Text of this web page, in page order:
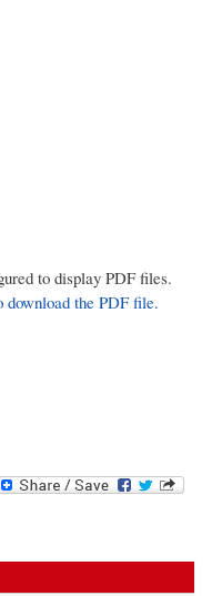
to display PDF files.
download the PDF file.